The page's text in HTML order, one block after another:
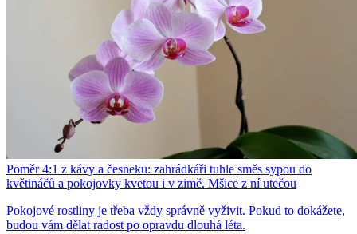
Poměr 4:1 z kávy a česneku: zahrádkáři tuhle směs sypou do
květináčů a pokojovky kvetou i v zimě. Mšice z ní utečou
Pokojové rostliny je třeba vždy správně vyživit. Pokud to dokážete,
budou vám dělat radost po opravdu dlouhá léta.